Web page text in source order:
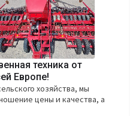
техника от
Европе!
хозяйства, мы
цены и качества, а